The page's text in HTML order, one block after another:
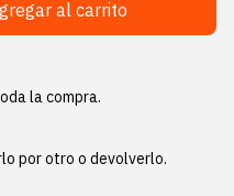
la compra.
por otro o devolverlo.